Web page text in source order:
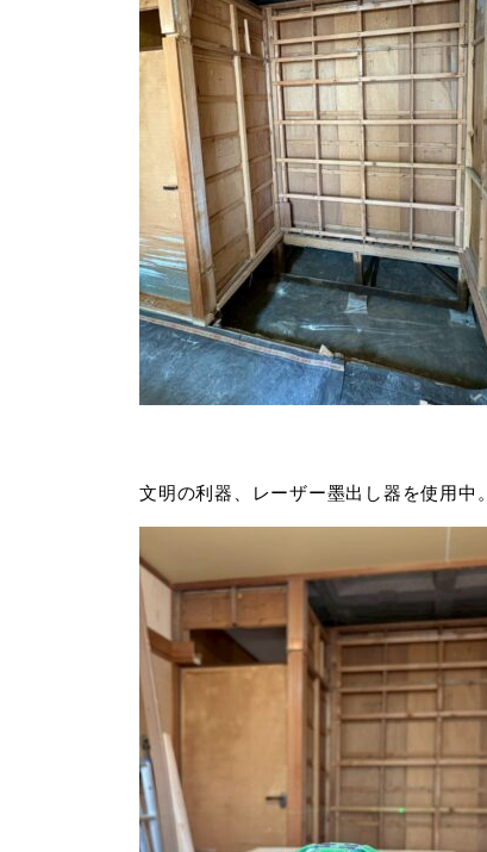
文明の利器、レーザー墨出し器を使用中。